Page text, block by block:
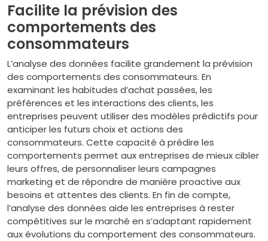
Facilite la prévision des
comportements des
consommateurs
L’analyse des données facilite grandement la prévision
des comportements des consommateurs. En
examinant les habitudes d’achat passées, les
préférences et les interactions des clients, les
entreprises peuvent utiliser des modèles prédictifs pour
anticiper les futurs choix et actions des
consommateurs. Cette capacité à prédire les
comportements permet aux entreprises de mieux cibler
leurs offres, de personnaliser leurs campagnes
marketing et de répondre de manière proactive aux
besoins et attentes des clients. En fin de compte,
l’analyse des données aide les entreprises à rester
compétitives sur le marché en s’adaptant rapidement
aux évolutions du comportement des consommateurs.